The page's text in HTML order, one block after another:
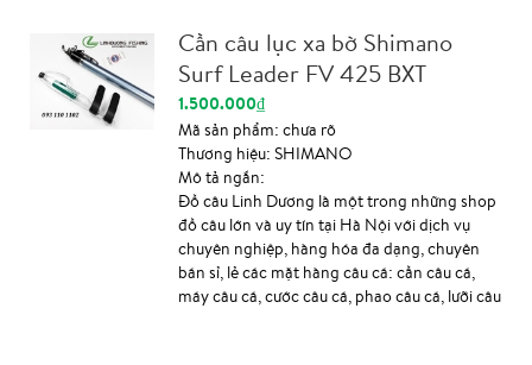
shop sẽ không nói thêm về độ phổ biến của
loại cần này. Một số thông tin cơ bản về sản
phẩm như sau: Chất liệu là từ carbon, xoắn
toàn thân, đọt ngọn 1.35 mm, thu gọn 110
cm. Thông số cụ thể quí khách vui lòng xem
trên ảnh cuối cùng của sản phâm, shop đã up
để quí khách hàng dễ dàng tìm đúng thông
số mình cần. Số 7 ngõ...
Cần câu lục xa bờ Shimano
Surf Leader FV 425 BXT
1.500.000₫
Mã sản phẩm:chưa rõ
Thương hiệu:SHIMANO
Mô tả ngắn:
Đồ câu Linh Dương là một trong những shop
đồ câu lớn và uy tín tại Hà Nội với dịch vụ
chuyên nghiệp, hàng hóa đa dạng, chuyên
bán sỉ, lẻ các mặt hàng câu cá: cần câu cá,
máy câu cá, cước câu cá, phao câu cá, lưỡi câu